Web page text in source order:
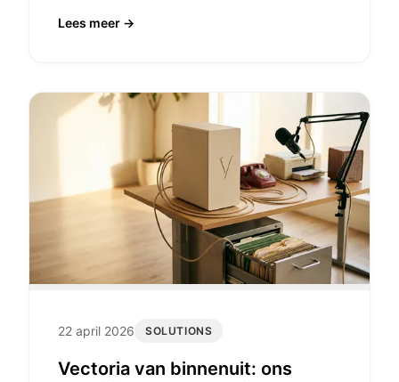
Lees meer →
22 april 2026 SOLUTIONS
Vectoria van binnenuit: ons